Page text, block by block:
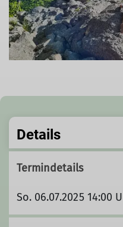
Details
Termindetails
So. 06.07.2025 14:00